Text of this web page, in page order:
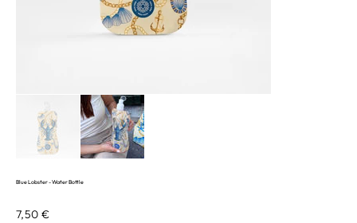
Blue Lobster - Water Bottle
Preis
7,50 €